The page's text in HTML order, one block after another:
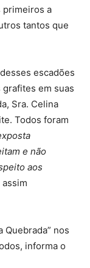
primeiros a
tantos que
escadões
em suas
Sra. Celina
Todos foram
e não
aos
assim
Quebrada” nos
informa o